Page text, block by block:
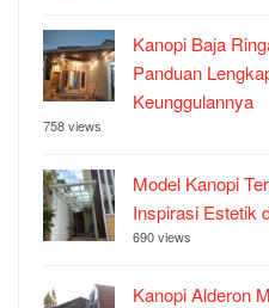
Kanopi Baja
Panduan
Keunggulannya
758 views
Model Kanopi
Inspirasi Estetik
690 views
Kanopi Alderon